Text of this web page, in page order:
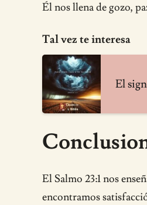
Él nos llena de gozo,
Tal vez te interesa
El
El Salmo 23:1 nos
encontramos